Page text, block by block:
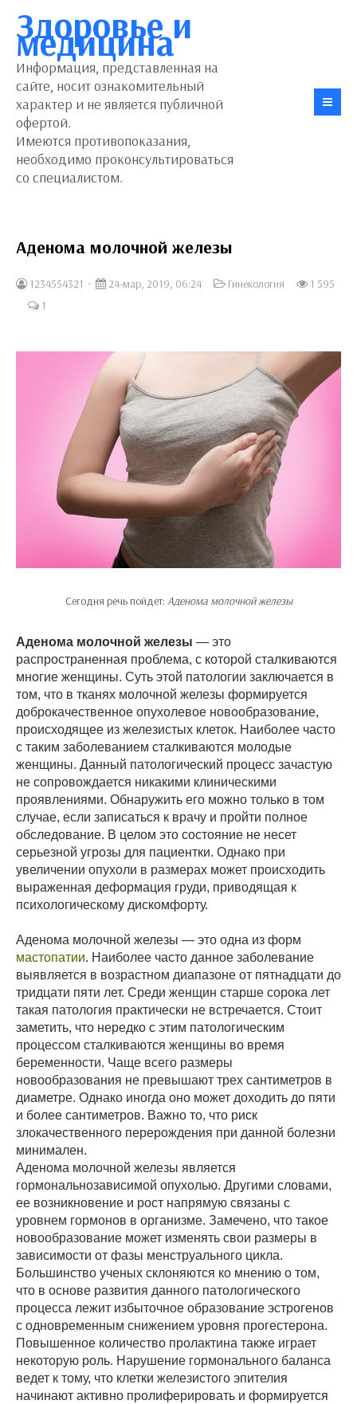
Здоровье и
медицина
Информация, представленная на
сайте, носит ознакомительный
характер и не является публичной
офертой.
Имеются противопоказания,
необходимо проконсультироваться
со специалистом.
Аденома молочной железы
1234554321 24-мар, 2019, 06:24 Гинекология
1 595
1
Сегодня речь пойдет:Аденома молочной железы
Аденома молочной железы — это
распространенная проблема, с которой сталкиваются
многие женщины. Суть этой патологии заключается в
том, что в тканях молочной железы формируется
доброкачественное опухолевое новообразование,
происходящее из железистых клеток. Наиболее часто
с таким заболеванием сталкиваются молодые
женщины. Данный патологический процесс зачастую
не сопровождается никакими клиническими
проявлениями. Обнаружить его можно только в том
случае, если записаться к врачу и пройти полное
обследование. В целом это состояние не несет
серьезной угрозы для пациентки. Однако при
увеличении опухоли в размерах может происходить
выраженная деформация груди, приводящая к
психологическому дискомфорту.
Аденома молочной железы — это одна из форм
мастопатии. Наиболее часто данное заболевание
выявляется в возрастном диапазоне от пятнадцати до
тридцати пяти лет. Среди женщин старше сорока лет
такая патология практически не встречается. Стоит
заметить, что нередко с этим патологическим
процессом сталкиваются женщины во время
беременности. Чаще всего размеры
новообразования не превышают трех сантиметров в
диаметре. Однако иногда оно может доходить до пяти
и более сантиметров. Важно то, что риск
злокачественного перерождения при данной болезни
минимален.
Аденома молочной железы является
гормональнозависимой опухолью. Другими словами,
ее возникновение и рост напрямую связаны с
уровнем гормонов в организме. Замечено, что такое
новообразование может изменять свои размеры в
зависимости от фазы менструального цикла.
Большинство ученых склоняются ко мнению о том,
что в основе развития данного патологического
процесса лежит избыточное образование эстрогенов
с одновременным снижением уровня прогестерона.
Повышенное количество пролактина также играет
некоторую роль. Нарушение гормонального баланса
ведет к тому, что клетки железистого эпителия
начинают активно пролиферировать и формируется